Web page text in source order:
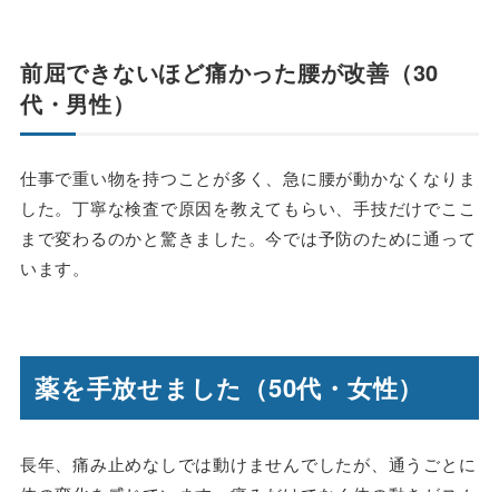
前屈できないほど痛かった腰が改善（30
代・男性）
仕事で重い物を持つことが多く、急に腰が動かなくなりま
した。丁寧な検査で原因を教えてもらい、手技だけでここ
まで変わるのかと驚きました。今では予防のために通って
います。
薬を手放せました（50代・女性）
長年、痛み止めなしでは動けませんでしたが、通うごとに